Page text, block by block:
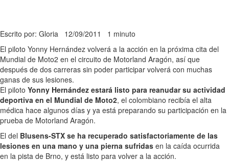
Escrito por: Gloria 12/09/2011 1 minuto
El piloto Yonny Hernández volverá a la acción en la próxima cita del
Mundial de Moto2 en el circuito de Motorland Aragón, así que
después de dos carreras sin poder participar volverá con muchas
ganas de sus lesiones.
El piloto Yonny Hernández estará listo para reanudar su actividad
deportiva en el Mundial de Moto2, el colombiano recibía el alta
médica hace algunos días y ya está preparando su participación en la
prueba de Motorland Aragón.
El del Blusens-STX se ha recuperado satisfactoriamente de las
lesiones en una mano y una pierna sufridas en la caída ocurrida
en la pista de Brno, y está listo para volver a la acción.